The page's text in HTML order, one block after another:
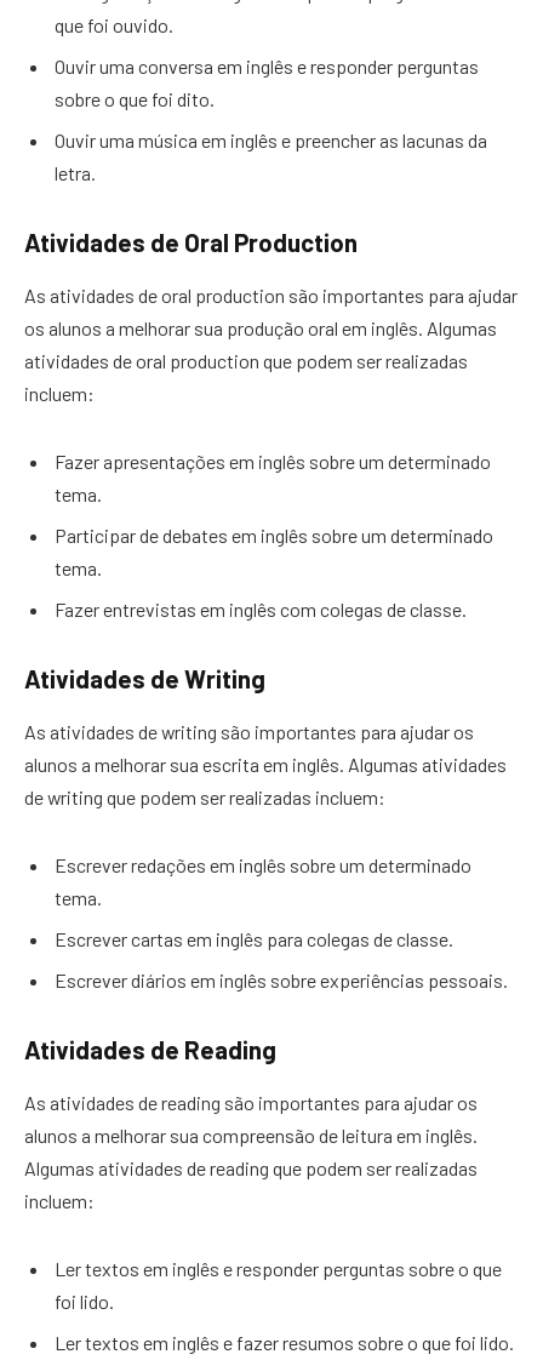
que foi ouvido.
Ouvir uma conversa em inglês e responder perguntas
sobre o que foi dito.
Ouvir uma música em inglês e preencher as lacunas da
letra.
Atividades de Oral Production
As atividades de oral production são importantes para ajudar
os alunos a melhorar sua produção oral em inglês. Algumas
atividades de oral production que podem ser realizadas
incluem:
Fazer apresentações em inglês sobre um determinado
tema.
Participar de debates em inglês sobre um determinado
tema.
Fazer entrevistas em inglês com colegas de classe.
Atividades de Writing
As atividades de writing são importantes para ajudar os
alunos a melhorar sua escrita em inglês. Algumas atividades
de writing que podem ser realizadas incluem:
Escrever redações em inglês sobre um determinado
tema.
Escrever cartas em inglês para colegas de classe.
Escrever diários em inglês sobre experiências pessoais.
Atividades de Reading
As atividades de reading são importantes para ajudar os
alunos a melhorar sua compreensão de leitura em inglês.
Algumas atividades de reading que podem ser realizadas
incluem:
Ler textos em inglês e responder perguntas sobre o que
foi lido.
Ler textos em inglês e fazer resumos sobre o que foi lido.